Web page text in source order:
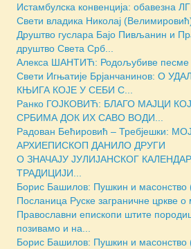
Истамбулска конвенција: обавезна
Свети владика Николај
Друштво гуслара Бајо Пивљанин и
друштво Света Срб...
Алекса ШАНТИЋ: Родољубиве песме
Свети Игњатиjе Брјанчанинов: О
КЊИГА КОЈЕ У СЕБИ С...
Ранко ГОЈКОВИЋ: БЛАГО МАЈЦИ
СРБИМА ДОК ИХ САВО ВОДИ...
Радован Бећировић – Требјешки:
АРХИЕПИСКОП ДАНИЛО ДРУГИ
О ЗНАЧАЈУ ЈУЛИЈАНСКОГ
ТРАДИЦИЈИ...
Борис Башилов: Пушкин и масонство
Посланица Руске заграничне цркве о
Православни епископи штите
позивамо и на...
Борис Башилов: Пушкин и масонство